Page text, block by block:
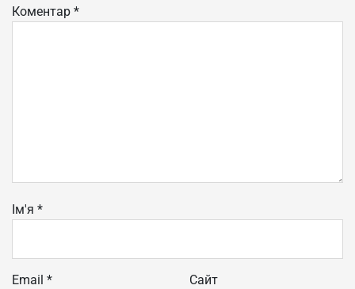
Коментар *
Ім'я *
Email * Сайт